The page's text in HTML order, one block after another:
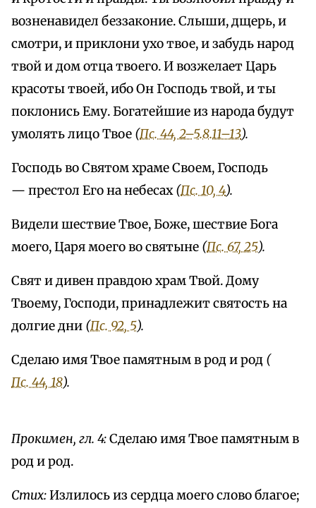
возненавидел беззаконие. Слыши, дщерь, и
смотри, и приклони ухо твое, и забудь народ
твой и дом отца твоего. И возжелает Царь
красоты твоей, ибо Он Господь твой, и ты
поклонись Ему. Богатейшие из народа будут
умолять лицо Твое (Пс. 44, 2–5.8.11–13).
Господь во Святом храме Своем, Господь
— престол Его на небесах(Пс. 10, 4).
Видели шествие Твое, Боже, шествие Бога
моего, Царя моего во святыне (Пс. 67, 25).
Свят и дивен правдою храм Твой. Дому
Твоему, Господи, принадлежит святость на
долгие дни (Пс. 92, 5).
Сделаю имя Твое памятным в род и род (
Пс. 44, 18).
Прокимен, гл. 4:Сделаю имя Твое памятным в
род и род.
Стих:Излилось из сердца моего слово благое;